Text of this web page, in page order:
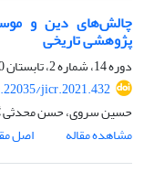
پژوهشی تاریخی
دوره 14، شماره 2، تابستان 1400، صفحه
jicr.2021.432
حسین سروی، حسن محدثی
مشاهده مقاله
اصل